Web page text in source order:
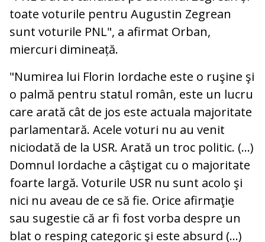
toate voturile pentru Augustin Zegrean
sunt voturile PNL", a afirmat Orban,
miercuri dimineață.
"Numirea lui Florin Iordache este o ruşine şi
o palmă pentru statul român, este un lucru
care arată cât de jos este actuala majoritate
parlamentară. Acele voturi nu au venit
niciodată de la USR. Arată un troc politic. (...)
Domnul Iordache a câştigat cu o majoritate
foarte largă. Voturile USR nu sunt acolo şi
nici nu aveau de ce să fie. Orice afirmaţie
sau sugestie că ar fi fost vorba despre un
blat o resping categoric şi este absurd (...)